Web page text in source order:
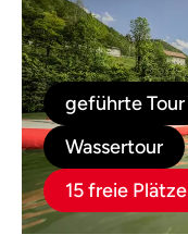
geführte Tour
Wassertour
15 freie Plätze